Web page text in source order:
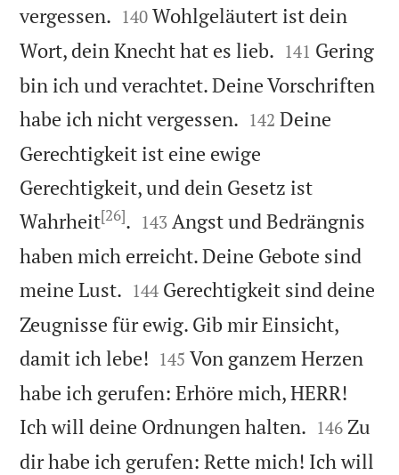
vergessen. 

140 Wohlgeläutert ist dein
Wort, dein Knecht hat es lieb. 

141 Gering
bin ich und verachtet. Deine Vorschriften
habe ich nicht vergessen. 

142 Deine
Gerechtigkeit ist eine ewige
Gerechtigkeit, und dein Gesetz ist
Wahrheit[26]. 

143 Angst und Bedrängnis
haben mich erreicht. Deine Gebote sind
meine Lust. 

144 Gerechtigkeit sind deine
Zeugnisse für ewig. Gib mir Einsicht,
damit ich lebe! 

145 Von ganzem Herzen
habe ich gerufen: Erhöre mich, HERR!
Ich will deine Ordnungen halten. 

146 Zu
dir habe ich gerufen: Rette mich! Ich will